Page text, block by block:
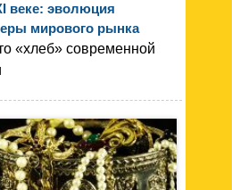
веке: эволюция
мирового рынка
«хлеб» современной